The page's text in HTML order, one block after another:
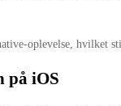
oplevelse,
på iOS